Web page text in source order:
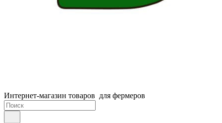
Интернет-магазин товаров для фермеров